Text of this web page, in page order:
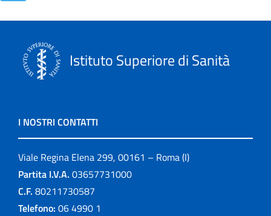
Istituto Superiore di Sanità
I NOSTRI CONTATTI
Viale Regina Elena 299, 00161 – Roma (I)
Partita I.V.A. 03657731000
C.F. 80211730587
Telefono: 06 4990 1